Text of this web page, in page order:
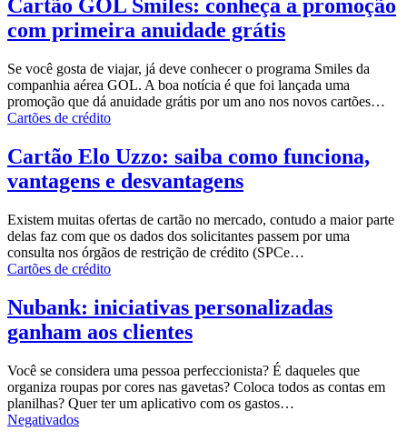
Cartão GOL Smiles: conheça a promoção
com primeira anuidade grátis
Se você gosta de viajar, já deve conhecer o programa Smiles da
companhia aérea GOL. A boa notícia é que foi lançada uma
promoção que dá anuidade grátis por um ano nos novos cartões…
Cartões de crédito
Cartão Elo Uzzo: saiba como funciona,
vantagens e desvantagens
Existem muitas ofertas de cartão no mercado, contudo a maior parte
delas faz com que os dados dos solicitantes passem por uma
consulta nos órgãos de restrição de crédito (SPCe…
Cartões de crédito
Nubank: iniciativas personalizadas
ganham aos clientes
Você se considera uma pessoa perfeccionista? É daqueles que
organiza roupas por cores nas gavetas? Coloca todos as contas em
planilhas? Quer ter um aplicativo com os gastos…
Negativados